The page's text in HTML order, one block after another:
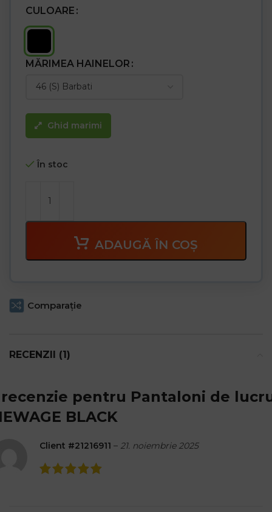
CULOARE
MĂRIMEA HAINELOR
Ghid marimi
În stoc
ADAUGĂ ÎN COȘ
Comparaţie
RECENZII (1)
recenzie pentru Pantaloni de
BLACK
Client #21216911 – 21. noiembrie 2025